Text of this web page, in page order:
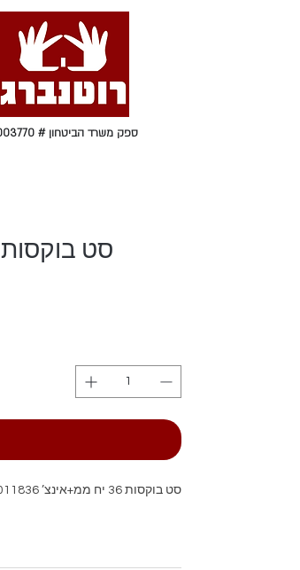
ספק משרד הביטחון # 11003770
סט בוקסות 36 יח ממ+אינצ’ SIGNET D1/4
סט בוקסות 36 יח ממ+אינצ’ SIGNET D1/4 011836